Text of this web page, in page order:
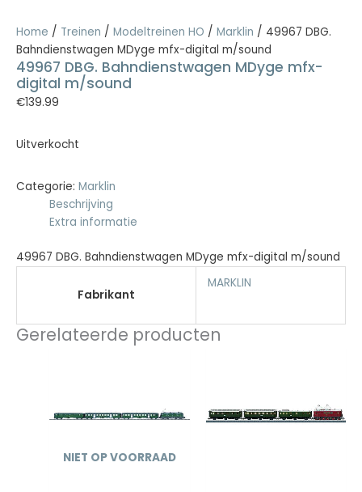
Home / Treinen / Modeltreinen HO / Marklin / 49967 DBG.
Bahndienstwagen MDyge mfx-digital m/sound
49967 DBG. Bahndienstwagen MDyge mfx-
digital m/sound
€139.99
Uitverkocht
Categorie: Marklin
Beschrijving
Extra informatie
49967 DBG. Bahndienstwagen MDyge mfx-digital m/sound
Fabrikant
MARKLIN
Gerelateerde producten
NIET OP VOORRAAD